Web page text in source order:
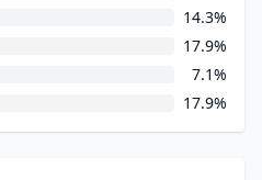
14.3%
17.9%
7.1%
17.9%